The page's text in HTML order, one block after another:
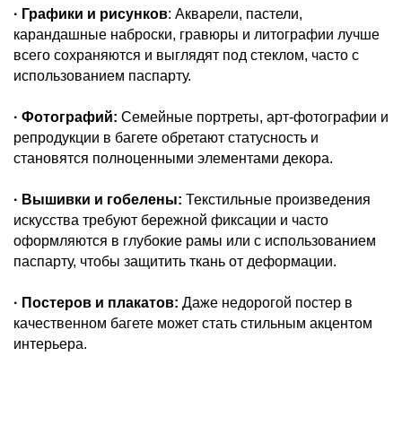
· Графики и рисунков: Акварели, пастели,
карандашные наброски, гравюры и литографии лучше
всего сохраняются и выглядят под стеклом, часто с
использованием паспарту.
· Фотографий: Семейные портреты, арт-фотографии и
репродукции в багете обретают статусность и
становятся полноценными элементами декора.
· Вышивки и гобелены: Текстильные произведения
искусства требуют бережной фиксации и часто
оформляются в глубокие рамы или с использованием
паспарту, чтобы защитить ткань от деформации.
· Постеров и плакатов: Даже недорогой постер в
качественном багете может стать стильным акцентом
интерьера.